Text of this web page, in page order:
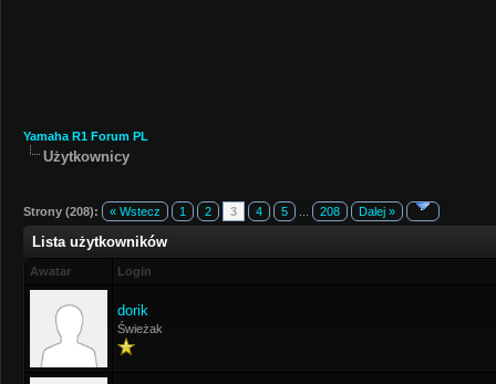
Yamaha R1 Forum PL
Użytkownicy
Strony (208): « Wstecz 1 2 3 4 5 208 Dalej »
Lista użytkowników
Awatar Login
dorik
Świeżak